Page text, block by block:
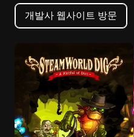
개발사 웹사이트 방문